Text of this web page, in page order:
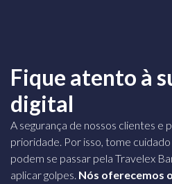
Fique atento à
digital
A segurança de nossos clientes e
prioridade. Por isso, tome
podem se passar pela Travelex
aplicar golpes. Nós oferecemos